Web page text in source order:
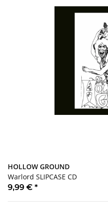
HOLLOW GROUND
Warlord SLIPCASE CD
9,99 € *